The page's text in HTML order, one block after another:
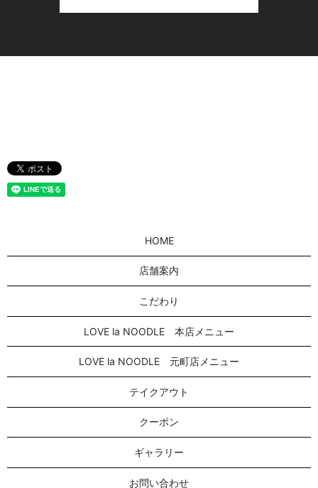
HOME
店舗案内
こだわり
LOVE la NOODLE 本店メニュー
LOVE la NOODLE 元町店メニュー
テイクアウト
クーポン
ギャラリー
お問い合わせ